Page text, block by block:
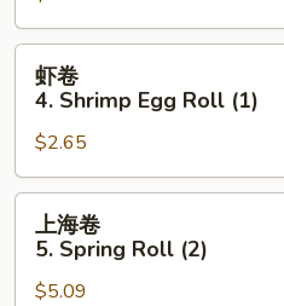
3.
Roast
Pork
Egg
Roll
Shrimp
Egg
Roll
(1)
虾卷
4. Shrimp Egg Roll (1)
$2.65
上海卷
5. Spring Roll (2)
$5.09